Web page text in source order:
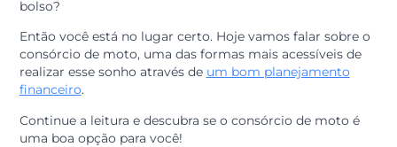
Podemos citar economia, praticidade e agilidade
as principais.
E você, tem o sonho de adquirir esse meio de
capaz facilitar o dia a dia e ainda não pesar tanto no
Então você está no lugar certo. Hoje vamos falar